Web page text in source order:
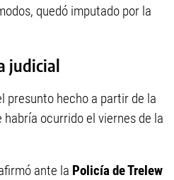
quedó imputado por la
judicial
presunto hecho a partir de la
habría ocurrido el viernes de la
ante la Policía de Trelew